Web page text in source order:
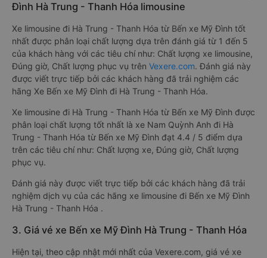
Đình Hà Trung - Thanh Hóa limousine
Xe limousine đi Hà Trung - Thanh Hóa từ Bến xe Mỹ Đình tốt
nhất được phân loại chất lượng dựa trên đánh giá từ 1 đến 5
của khách hàng với các tiêu chí như: Chất lượng xe limousine,
Đúng giờ, Chất lượng phục vụ trên Vexere.com. Đánh giá này
được viết trực tiếp bởi các khách hàng đã trải nghiệm các
hãng Xe Bến xe Mỹ Đình đi Hà Trung - Thanh Hóa.
Xe limousine đi Hà Trung - Thanh Hóa từ Bến xe Mỹ Đình được
phân loại chất lượng tốt nhất là xe Nam Quỳnh Anh đi Hà
Trung - Thanh Hóa từ Bến xe Mỹ Đình đạt 4.4 / 5 điểm dựa
trên các tiêu chí như: Chất lượng xe, Đúng giờ, Chất lượng
phục vụ.
Đánh giá này được viết trực tiếp bởi các khách hàng đã trải
nghiệm dịch vụ của các hãng xe limousine đi Bến xe Mỹ Đình
Hà Trung - Thanh Hóa .
3. Giá vé xe Bến xe Mỹ Đình Hà Trung - Thanh Hóa
Hiện tại, theo cập nhật mới nhất của Vexere.com, giá vé xe